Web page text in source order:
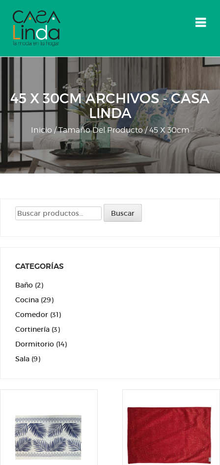
content
45 X 30CM ARCHIVOS - CASA
LINDA
Inicio/ Tamaño Del Producto / 45 X 30cm
Buscar
por:
Buscar
CATEGORÍAS
Baño (2)
Cocina (29)
Comedor (31)
Cortinería (3)
Dormitorio (14)
Sala (9)